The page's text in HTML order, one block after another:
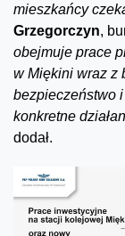
mieszkańcy
Grzegorczyn,
obejmuje prace
w Miękini wraz z
bezpieczeństwo
konkretne
dodał.